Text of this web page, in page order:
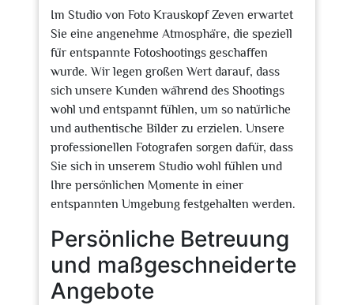
Im Studio von Foto Krauskopf Zeven erwartet
Sie eine angenehme Atmosphäre, die speziell
für entspannte Fotoshootings geschaffen
wurde. Wir legen großen Wert darauf, dass
sich unsere Kunden während des Shootings
wohl und entspannt fühlen, um so natürliche
und authentische Bilder zu erzielen. Unsere
professionellen Fotografen sorgen dafür, dass
Sie sich in unserem Studio wohl fühlen und
Ihre persönlichen Momente in einer
entspannten Umgebung festgehalten werden.
Persönliche Betreuung
und maßgeschneiderte
Angebote